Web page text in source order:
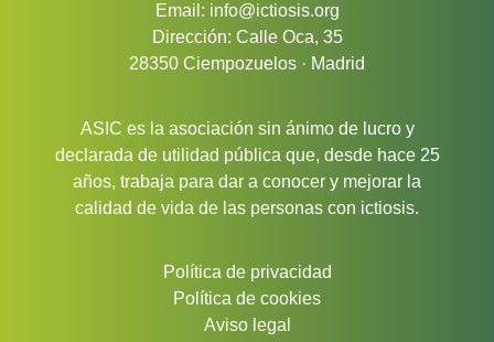
Email: info@ictiosis.org
Dirección: Calle Oca, 35
28350 Ciempozuelos · Madrid
ASIC es la asociación sin ánimo de lucro y
declarada de utilidad pública que, desde hace 25
años, trabaja para dar a conocer y mejorar la
calidad de vida de las personas con ictiosis.
Política de privacidad
Política de cookies
Aviso legal